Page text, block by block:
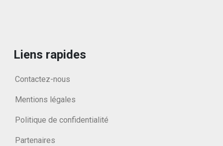
Liens rapides
Contactez-nous
Mentions légales
Politique de confidentialité
Partenaires